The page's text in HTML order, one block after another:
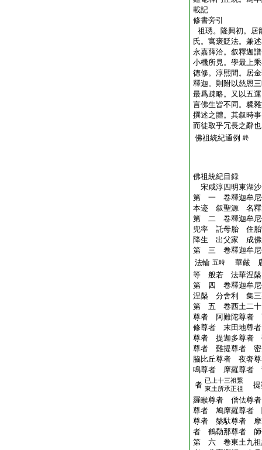
載記
修書旁引
祖琇。隆興初。居
氏。寓褒貶法。兼
永嘉薛洽。叙釋迦
小機所見。學最上
徳修。淳熙間。居
釋迦。則附以慈恩
最爲疎略。又以五
言佛生皆不同。糅
撰述之體。其叙時
而徒取乎冗長之辭也
佛祖統紀通例 終
佛祖統紀目録
宋咸淳四明東湖
第 一 卷釋迦牟尼
本迹 叙聖源 名釋
第 二 卷釋迦牟尼
兜率 託母胎 住
降生 出父家 成佛
第 三 卷釋迦牟尼
法輪 五時
華嚴
等 般若 法華涅槃
第 四 卷釋迦牟尼
涅槃 分舍利 集三
第 五 卷西土二十
尊者 阿難陀尊者
修尊者 末田地尊
尊者 提迦多尊者
尊者 難提尊者 密
脇比丘尊者 夜奢
鳴尊者 摩羅尊者
者 已上十三祖繋
東土所承正祖
提
羅睺尊者 僧佉尊
尊者 鳩摩羅尊者
尊者 槃馱尊者 摩
者 鶴勒那尊者 師
第 六 卷東土九祖